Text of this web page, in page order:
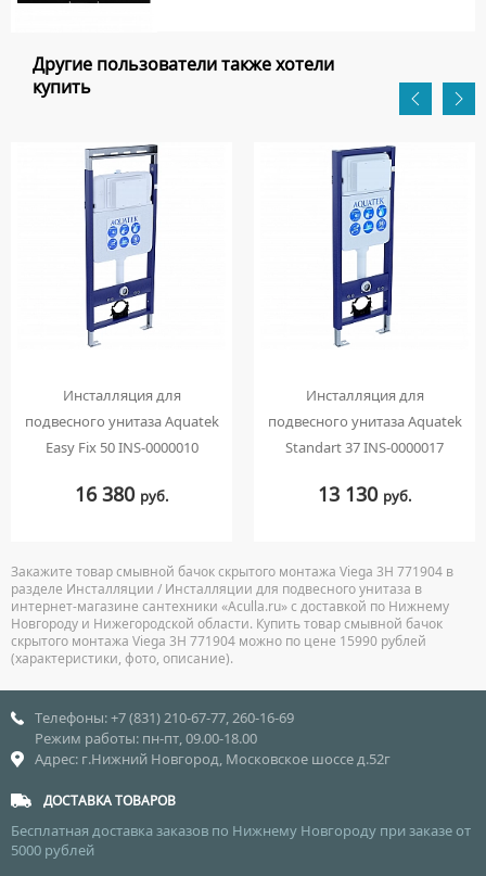
Другие пользователи также хотели
купить
Инсталляция для
подвесного унитаза Aquatek
Easy Fix 50 INS-0000010
16 380 руб.
Инсталляция для
подвесного унитаза Aquatek
Standart 37 INS-0000017
13 130 руб.
Закажите товар смывной бачок скрытого монтажа Viega 3H 771904 в
разделе Инсталляции / Инсталляции для подвесного унитаза в
интернет-магазине сантехники «Aculla.ru» с доставкой по Нижнему
Новгороду и Нижегородской области. Купить товар смывной бачок
скрытого монтажа Viega 3H 771904 можно по цене 15990 рублей
(характеристики, фото, описание).
Телефоны: +7 (831) 210-67-77, 260-16-69
Режим работы: пн-пт, 09.00-18.00
Адрес: г.Нижний Новгород, Московское шоссе д.52г
ДОСТАВКА ТОВАРОВ
Бесплатная доставка заказов по Нижнему Новгороду при заказе от
5000 рублей